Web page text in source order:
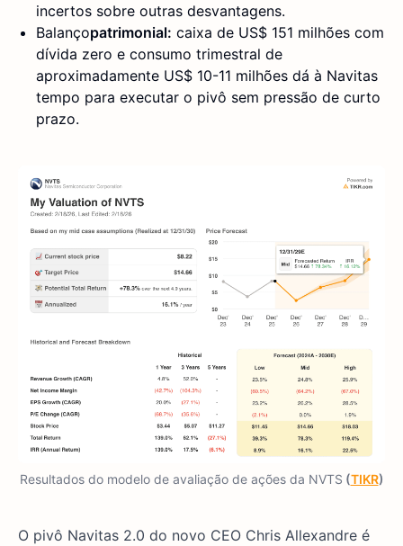
incertos sobre outras desvantagens.
Balançopatrimonial: caixa de US$ 151 milhões com
dívida zero e consumo trimestral de
aproximadamente US$ 10-11 milhões dá à Navitas
tempo para executar o pivô sem pressão de curto
prazo.
Resultados do modelo de avaliação de ações da NVTS (TIKR)
O pivô Navitas 2.0 do novo CEO Chris Allexandre é